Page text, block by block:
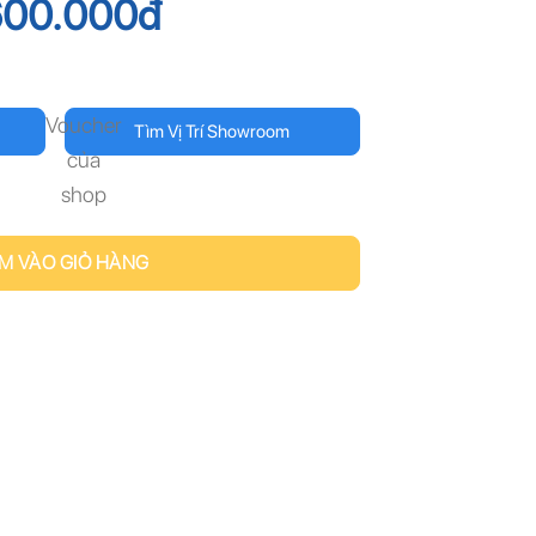
đ
Tìm Vị Trí Showroom
Voucher
của
shop
VÀO GIỎ HÀNG